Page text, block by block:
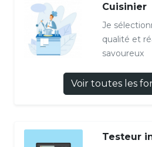
Cuisinier
Je
qualité et
savoureux
Voir toutes les
Testeur